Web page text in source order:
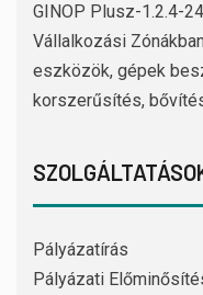
GINOP Plusz-1.2.4-
Vállalkozási
eszközök, gépek
korszerűsítés,
Pályázatírás
Pályázati